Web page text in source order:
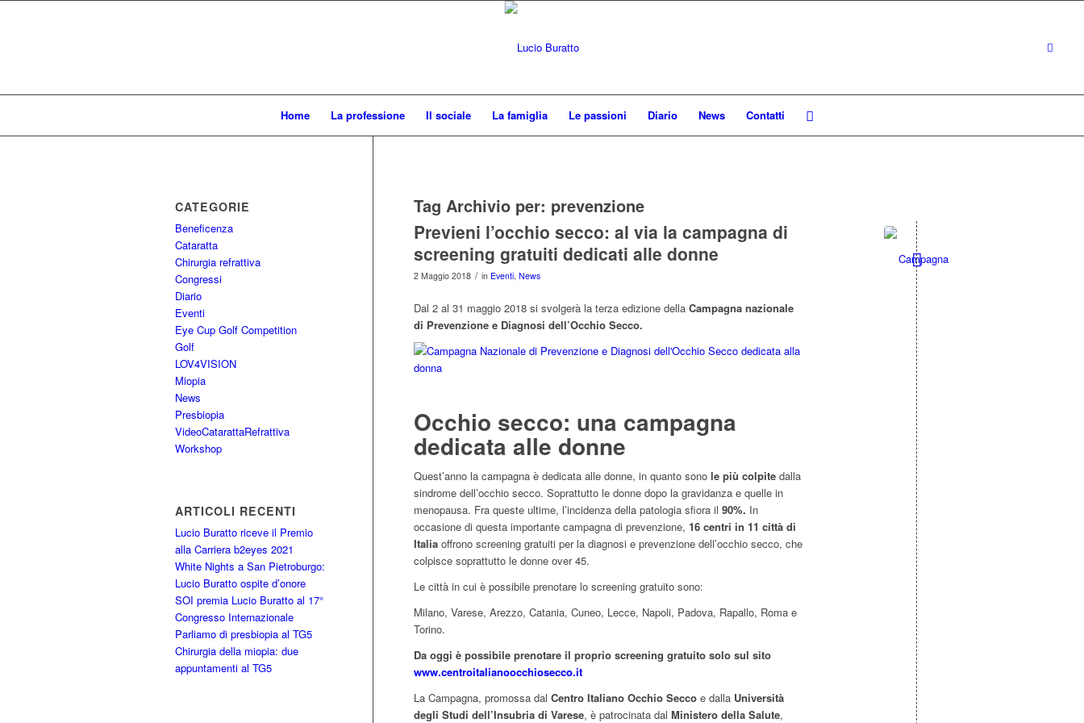
Home La professione Il sociale La famiglia Le passioni Diario News Contatti
Tag Archivio per: prevenzione
Previeni l’occhio secco: al via la campagna di
screening gratuiti dedicati alle donne
2 Maggio 2018 / in Eventi, News
Dal 2 al 31 maggio 2018 si svolgerà la terza edizione della Campagna nazionale
di Prevenzione e Diagnosi dell’Occhio Secco.
Occhio secco: una campagna
dedicata alle donne
Quest’anno la campagna è dedicata alle donne, in quanto sono le più colpitedalla
sindrome dell’occhio secco. Soprattutto le donne dopo la gravidanza e quelle in
menopausa. Fra queste ultime, l’incidenza della patologia sfiora il 90%. In
occasione di questa importante campagna di prevenzione, 16 centri in 11 città di
Italiaoffrono screening gratuiti per la diagnosi e prevenzione dell’occhio secco, che
colpisce soprattutto le donne over 45.
Le città in cui è possibile prenotare lo screening gratuito sono:
Milano, Varese, Arezzo, Catania, Cuneo, Lecce, Napoli, Padova, Rapallo, Roma e
Torino.
Da oggi è possibile prenotare il proprio screening gratuito solo sul sito
www.centroitalianoocchiosecco.it
La Campagna, promossa dal Centro Italiano Occhio Seccoe dalla Università
degli Studi dell’Insubria di Varese, è patrocinata dal Ministero della Salute,
CATEGORIE
Beneficenza
Cataratta
Chirurgia refrattiva
Congressi
Diario
Eventi
Eye Cup Golf Competition
Golf
LOV4VISION
Miopia
News
Presbiopia
VideoCatarattaRefrattiva
Workshop
ARTICOLI RECENTI
Lucio Buratto riceve il Premio
alla Carriera b2eyes 2021
White Nights a San Pietroburgo:
Lucio Buratto ospite d’onore
SOI premia Lucio Buratto al 17°
Congresso Internazionale
Parliamo di presbiopia al TG5
Chirurgia della miopia: due
appuntamenti al TG5